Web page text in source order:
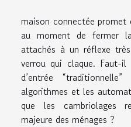
maison connectée
au moment de fermer
attachés à un réflexe
verrou qui claque. Faut-
d’entrée
algorithmes et les
que les cambriolages
majeure des ménages ?